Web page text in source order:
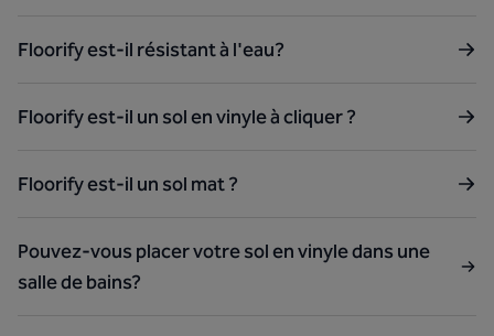
Floorify est-il résistant à l'eau?
Floorify est-il un sol en vinyle à cliquer ?
Floorify est-il un sol mat ?
Pouvez-vous placer votre sol en vinyle dans une
salle de bains?